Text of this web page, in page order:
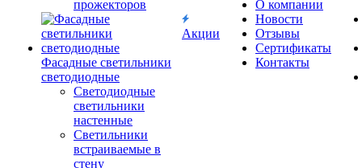
прожекторов
Фасадные светильники
светодиодные
Светодиодные
светильники
настенные
Светильники
встраиваемые в
стену
Акции
О компании
Новости
Отзывы
Сертификаты
Контакты